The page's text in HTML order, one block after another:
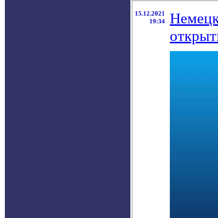
15.12.2021
19:34